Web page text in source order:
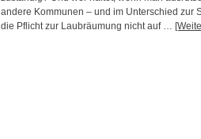
andere Kommunen – und im Unterschied zur
die Pflicht zur Laubräumung nicht auf …